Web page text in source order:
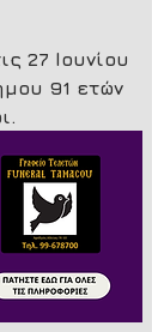
27 Ιουνίου
91 ετών